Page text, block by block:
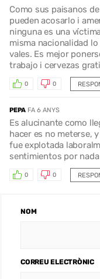
Como sus paisanos
pueden acosarlo i
ninguna es una
misma nacionalidad
vales. Es mejor
trabajo i cervezas
0 0
PEPA FA 6 ANYS
Es alucinante como
hacer es no meterse,
fue explotada
sentimientos por nada
0 0
NOM
CORREU ELECTRÒNIC